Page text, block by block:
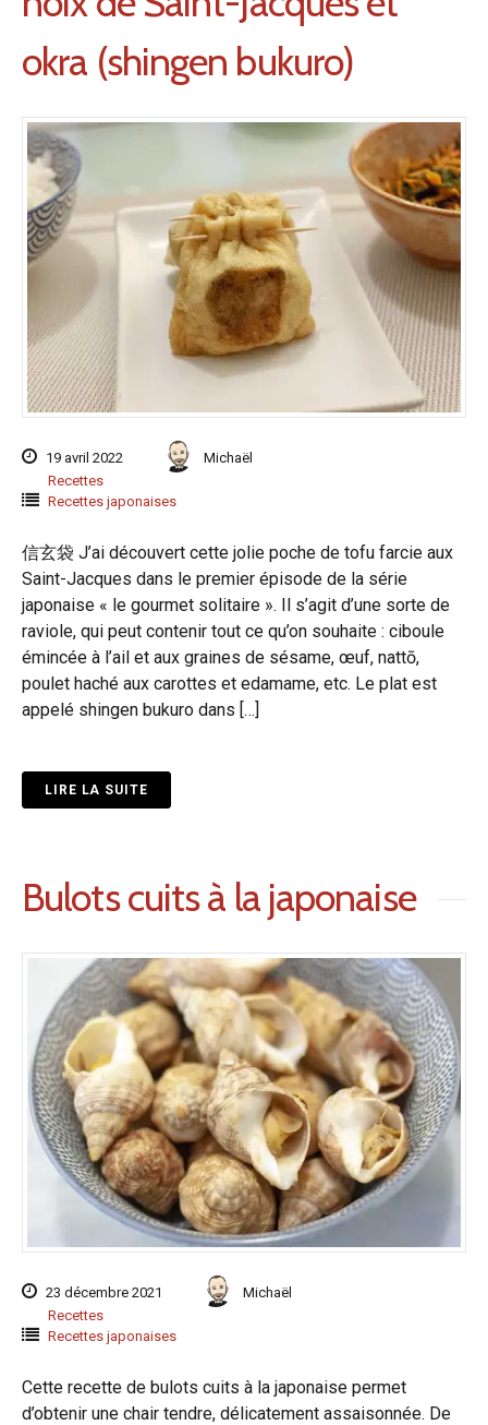
okra (shingen bukuro)
19 avril 2022
Michaël
Recettes
Recettes japonaises
信玄袋 J’ai découvert cette jolie poche de tofu farcie aux
Saint-Jacques dans le premier épisode de la série
japonaise « le gourmet solitaire ». Il s’agit d’une sorte de
raviole, qui peut contenir tout ce qu’on souhaite : ciboule
émincée à l’ail et aux graines de sésame, œuf, nattō,
poulet haché aux carottes et edamame, etc. Le plat est
appelé shingen bukuro dans […]
LIRE LA SUITE
Bulots cuits à la japonaise
23 décembre 2021
Michaël
Recettes
Recettes japonaises
Cette recette de bulots cuits à la japonaise permet
d’obtenir une chair tendre, délicatement assaisonnée. De